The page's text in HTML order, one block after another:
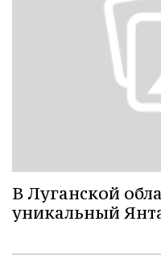
В Луганской
уникальный